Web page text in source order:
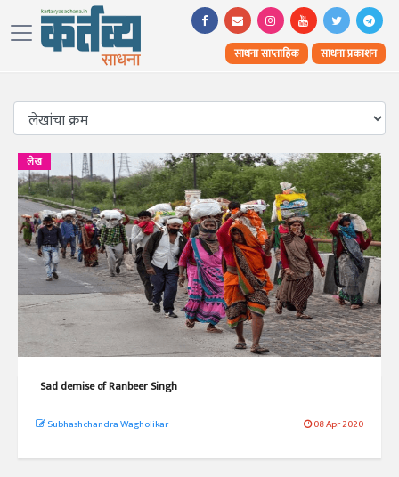
साधना साप्ताहिक साधना प्रकाशन
लेख
Sad demise of Ranbeer Singh
Subhashchandra Wagholikar 08 Apr 2020